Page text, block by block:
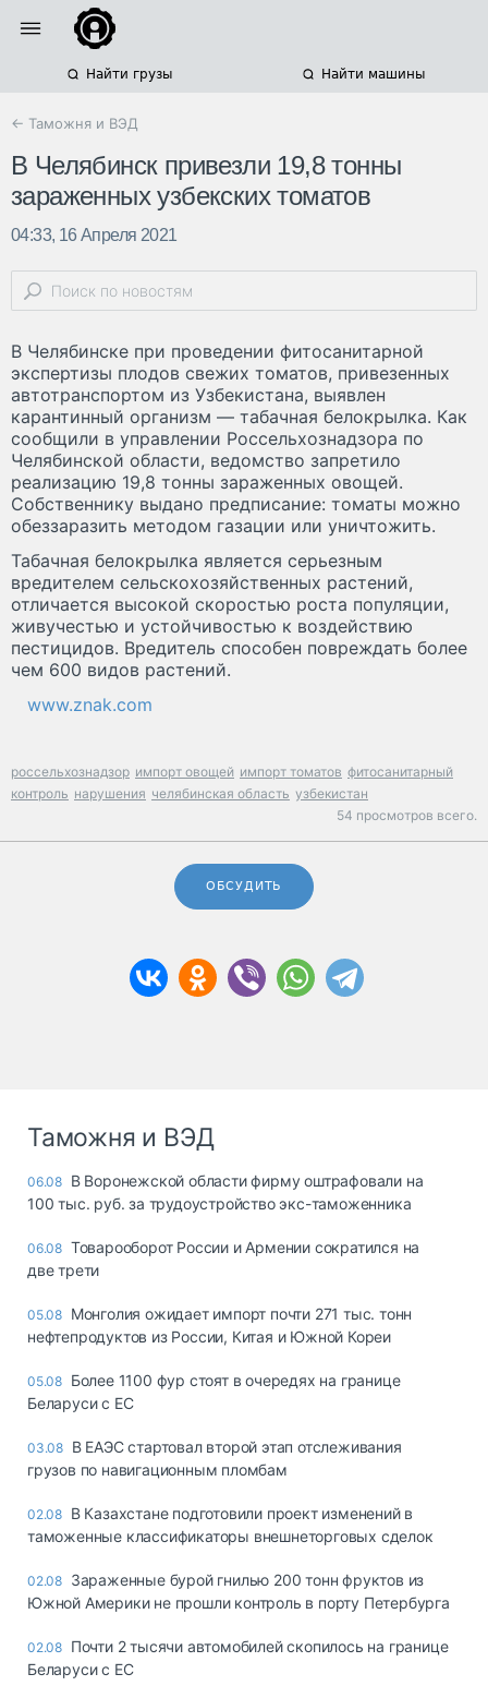
Найти грузы Найти машины
← Таможня и ВЭД
В Челябинск привезли 19,8 тонны
зараженных узбекских томатов
04:33, 16 Апреля 2021
В Челябинске при проведении фитосанитарной
экспертизы плодов свежих томатов, привезенных
автотранспортом из Узбекистана, выявлен
карантинный организм — табачная белокрылка. Как
сообщили в управлении Россельхознадзора по
Челябинской области, ведомство запретило
реализацию 19,8 тонны зараженных овощей.
Собственнику выдано предписание: томаты можно
обеззаразить методом газации или уничтожить.
Табачная белокрылка является серьезным
вредителем сельскохозяйственных растений,
отличается высокой скоростью роста популяции,
живучестью и устойчивостью к воздействию
пестицидов. Вредитель способен повреждать более
чем 600 видов растений.
www.znak.com
россельхознадзор импорт овощей импорт томатов фитосанитарный
контроль нарушения челябинская область узбекистан
54 просмотров всего.
ОБСУДИТЬ
Таможня и ВЭД
06.08 В Воронежской области фирму оштрафовали на
100 тыс. руб. за трудоустройство экс-таможенника
06.08 Товарооборот России и Армении сократился на
две трети
05.08 Монголия ожидает импорт почти 271 тыс. тонн
нефтепродуктов из России, Китая и Южной Кореи
05.08 Более 1100 фур стоят в очередях на границе
Беларуси с ЕС
03.08 В ЕАЭС стартовал второй этап отслеживания
грузов по навигационным пломбам
02.08 В Казахстане подготовили проект изменений в
таможенные классификаторы внешнеторговых сделок
02.08 Зараженные бурой гнилью 200 тонн фруктов из
Южной Америки не прошли контроль в порту Петербурга
02.08 Почти 2 тысячи автомобилей скопилось на границе
Беларуси с ЕС